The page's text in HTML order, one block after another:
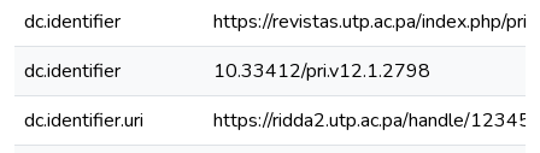
dc.identifier
https://revistas.utp.ac.pa/index.php/
dc.identifier
10.33412/pri.v12.1.2798
dc.identifier.uri
https://ridda2.utp.ac.pa/handle/